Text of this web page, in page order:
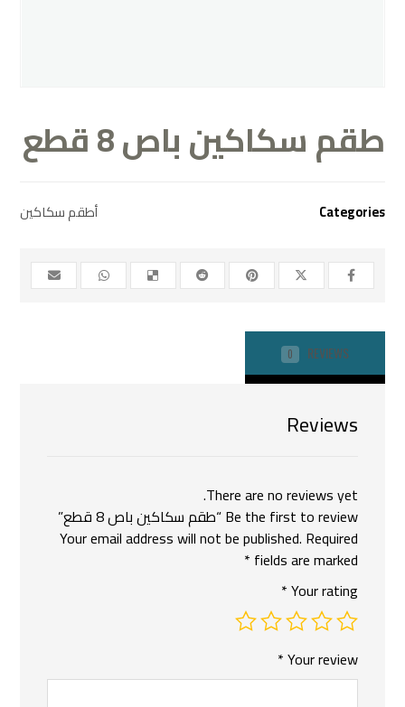
طقم سكاكين باص 8 قطع
Categories أطقم سكاكين
REVIEWS
0
Reviews
There are no reviews yet.
Be the first to review “طقم سكاكين باص 8 قطع”
Your email address will not be published. Required
fields are marked
*
Your rating
*
Your review
*